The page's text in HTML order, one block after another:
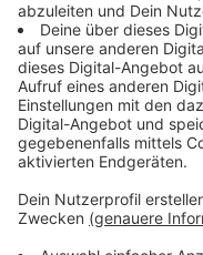
Vorbildfunktion
Anzeige
Als Behörde habe
Vorbildfunktion für
wegen ihres